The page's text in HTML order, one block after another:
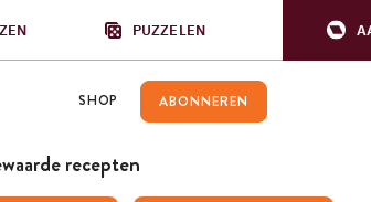
PUZZELEN
SHOP ABONNEREN
recepten